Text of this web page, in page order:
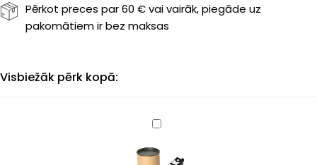
Pērkot preces par 60 € vai vairāk, piegāde uz
pakomātiem ir bez maksas
Visbiežāk pērk kopā:
Epson
(C13T34714010)